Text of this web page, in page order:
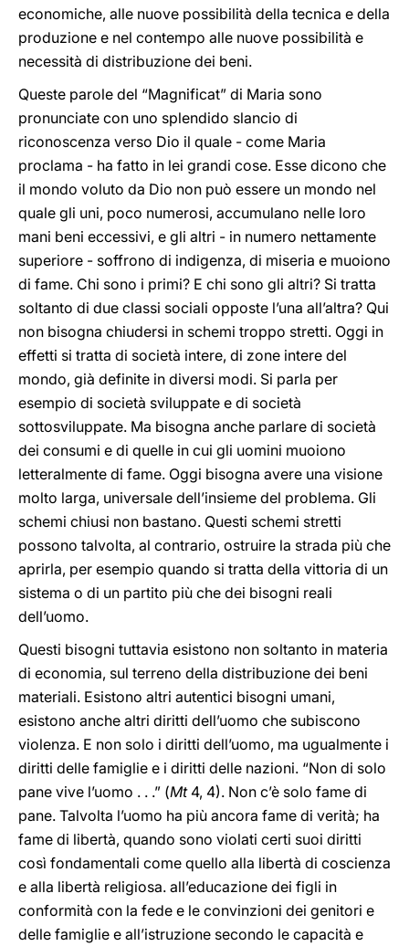
economiche, alle nuove possibilità della tecnica e della
produzione e nel contempo alle nuove possibilità e
necessità di distribuzione dei beni.
Queste parole del “Magnificat” di Maria sono
pronunciate con uno splendido slancio di
riconoscenza verso Dio il quale - come Maria
proclama - ha fatto in lei grandi cose. Esse dicono che
il mondo voluto da Dio non può essere un mondo nel
quale gli uni, poco numerosi, accumulano nelle loro
mani beni eccessivi, e gli altri - in numero nettamente
superiore - soffrono di indigenza, di miseria e muoiono
di fame. Chi sono i primi? E chi sono gli altri? Si tratta
soltanto di due classi sociali opposte l’una all’altra? Qui
non bisogna chiudersi in schemi troppo stretti. Oggi in
effetti si tratta di società intere, di zone intere del
mondo, già definite in diversi modi. Si parla per
esempio di società sviluppate e di società
sottosviluppate. Ma bisogna anche parlare di società
dei consumi e di quelle in cui gli uomini muoiono
letteralmente di fame. Oggi bisogna avere una visione
molto larga, universale dell’insieme del problema. Gli
schemi chiusi non bastano. Questi schemi stretti
possono talvolta, al contrario, ostruire la strada più che
aprirla, per esempio quando si tratta della vittoria di un
sistema o di un partito più che dei bisogni reali
dell’uomo.
Questi bisogni tuttavia esistono non soltanto in materia
di economia, sul terreno della distribuzione dei beni
materiali. Esistono altri autentici bisogni umani,
esistono anche altri diritti dell’uomo che subiscono
violenza. E non solo i diritti dell’uomo, ma ugualmente i
diritti delle famiglie e i diritti delle nazioni. “Non di solo
pane vive l’uomo . . .” (Mt4, 4). Non c’è solo fame di
pane. Talvolta l’uomo ha più ancora fame di verità; ha
fame di libertà, quando sono violati certi suoi diritti
così fondamentali come quello alla libertà di coscienza
e alla libertà religiosa. all’educazione dei figli in
conformità con la fede e le convinzioni dei genitori e
delle famiglie e all’istruzione secondo le capacità e